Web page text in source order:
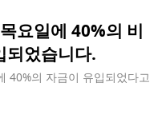
며, 해당 주식은 다른 주식
.
요일에 40%의 비
되었습니다.
40%의 자금이 유입되었다고